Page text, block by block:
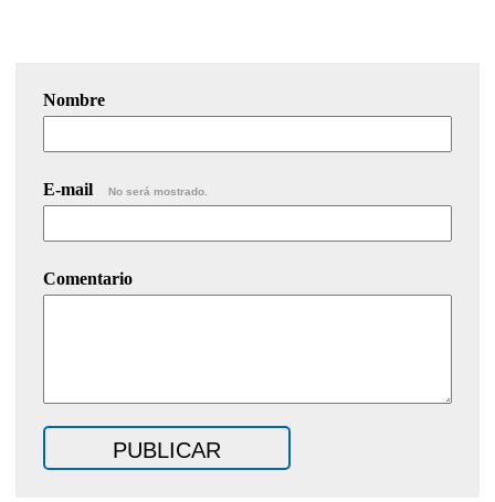
Nombre
E-mail No será mostrado.
Comentario